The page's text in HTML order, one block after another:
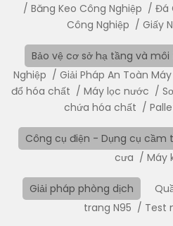
Băng Keo Công Nghiệp
Đá
Công Nghiệp
Giấy
Bảo vệ cơ sở hạ tầng và
Nghiệp
Giải Pháp An Toàn
đổ hóa chất
Máy lọc nước
chứa hóa chất
Công cụ điện - Dụng cụ cầm
cưa
Máy
Giải pháp phòng dịch
trang N95
Test